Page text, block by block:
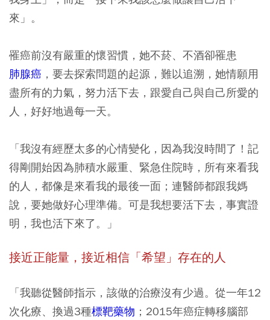
來」。
罹癌前沒有嚴重的懷習慣，她不菸、不酒卻罹患
肺腺癌 ，要去探索問題的起源，難以追溯，她情願用
盡所有的力氣，努力活下去，跟愛自己與自己所愛的
人，好好地過每一天。
「我沒有經歷太多的心情變化，因為我沒時間了！記
得剛開始因為肺積水嚴重、緊急住院時，所有來看我
的人，都像是來看我的最後一面；連醫師都跟我媽
說，要她做好心理準備。可是我想要活下去，事實證
明，我也活下來了。」
接近正能量，接近相信「希望」存在的人
「我聽從醫師指示，該做的治療沒有少過。從一年12
次化療、換過3種標靶藥物 ；2015年癌症轉移腦部